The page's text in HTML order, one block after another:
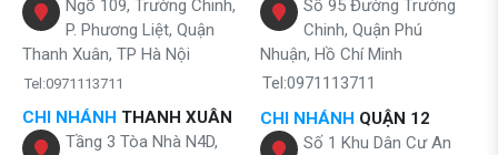
Ngõ 109, Trường Chinh,
P. Phương Liệt, Quận
Thanh Xuân, TP Hà Nội
Tel:0971113711
CHI NHÁNH THANH XUÂN
Tầng 3 Tòa Nhà N4D,
Số 95 Đường Trường
Chinh, Quận Phú
Nhuận, Hồ Chí Minh
Tel:0971113711
CHI NHÁNH QUẬN 12
Số 1 Khu Dân Cư An